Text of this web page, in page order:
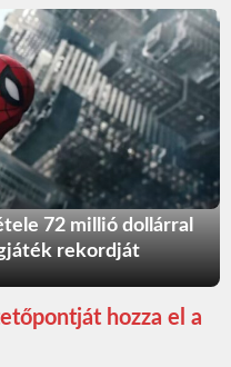
72 millió dollárral
rekordját
hozza el a